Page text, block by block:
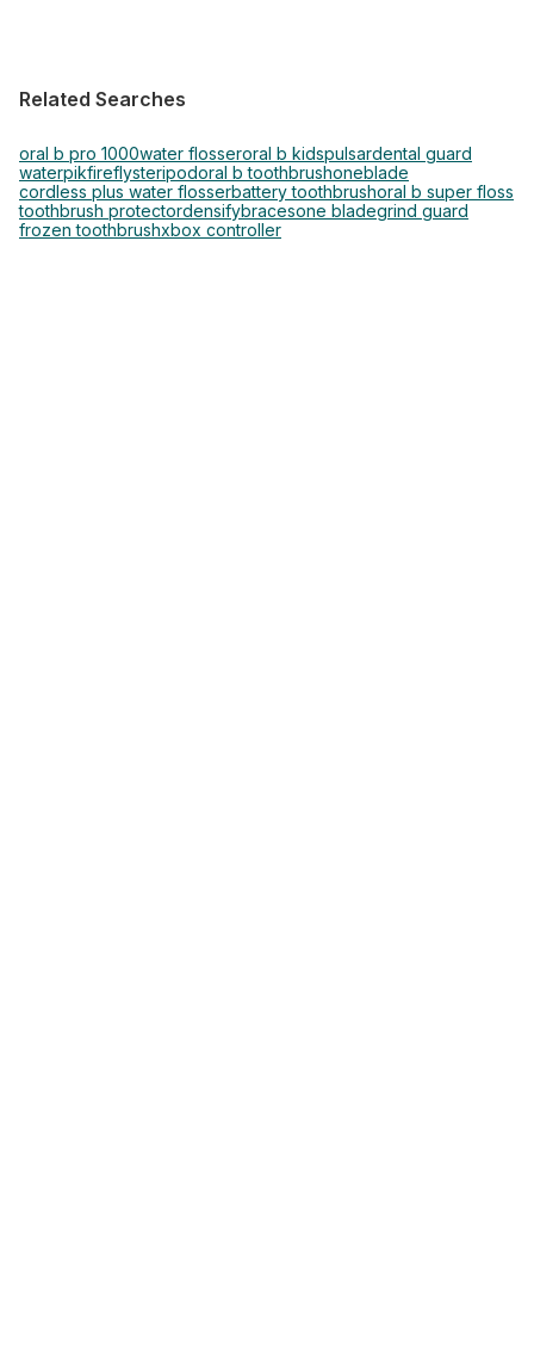
Related Searches
oral b pro 1000water flosseroral b kidspulsardental guard
waterpikfireflysteripodoral b toothbrushoneblade
cordless plus water flosserbattery toothbrushoral b super floss
toothbrush protectordensifybracesone bladegrind guard
frozen toothbrushxbox controller